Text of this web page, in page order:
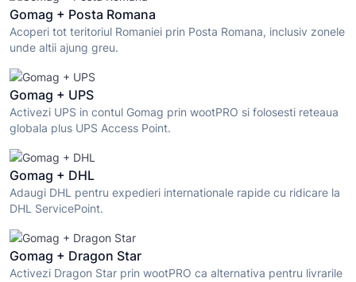
Gomag + Posta Romana
Acoperi tot teritoriul Romaniei prin Posta Romana, inclusiv zonele
unde altii ajung greu.
Gomag + UPS
Activezi UPS in contul Gomag prin wootPRO si folosesti reteaua
globala plus UPS Access Point.
Gomag + DHL
Adaugi DHL pentru expedieri internationale rapide cu ridicare la
DHL ServicePoint.
Gomag + Dragon Star
Activezi Dragon Star prin wootPRO ca alternativa pentru livrarile